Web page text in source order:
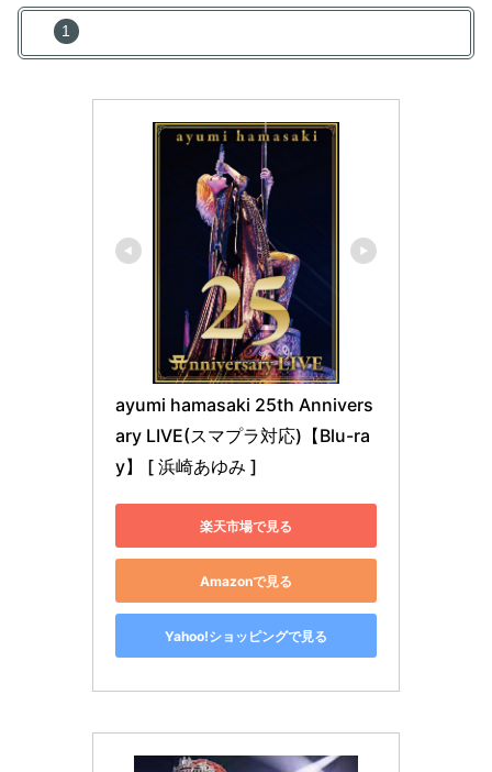
ayumi hamasaki 25th Annivers
ary LIVE(スマプラ対応)【Blu-ra
y】 [ 浜崎あゆみ ]
楽天市場で見る
Amazonで見る
Yahoo!ショッピングで見る